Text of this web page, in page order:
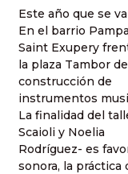
Este año que se va
En el barrio
Saint Exupery
la plaza Tambor
construcción de
instrumentos
La finalidad del
Scaioli y Noelia
Rodríguez- es
sonora, la práctica